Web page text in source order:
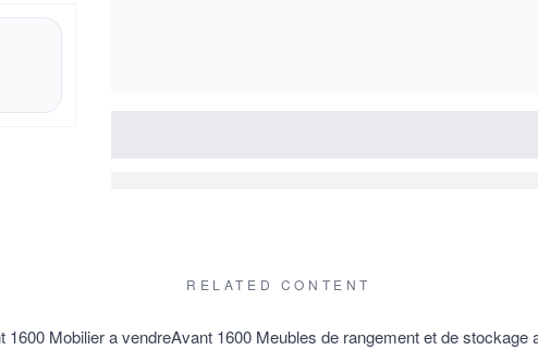
RELATED CONTENT
1600 Mobilier a vendreAvant 1600 Meubles de rangement et de stockage